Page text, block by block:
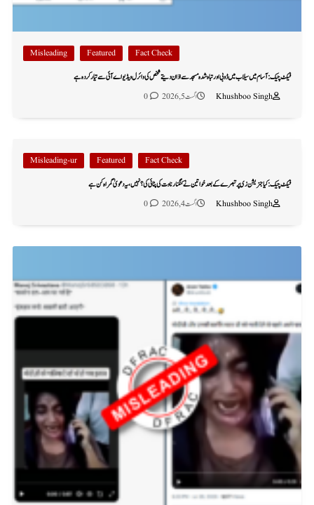
Fact Check
Featured
Misleading
فیکٹ چیک: آسام میں سیلاب میں ڈوبی اور تباہ شدہ مسجد سے اذان دیتے شخص کی وائرل ویڈیو اے آئی سے تیار کردہ ہے
Khushboo Singh
اگست 5, 2026 0
Fact Check
Featured
Misleading-ur
فیکٹ چیک: کیا جنریشن زی پر تبصرے کے بعد خواتین نے کنگنا رناوت کی پٹائی کی؟ نہیں، یہ دعویٰ گمراہ کن ہے
Khushboo Singh
اگست 4, 2026 0